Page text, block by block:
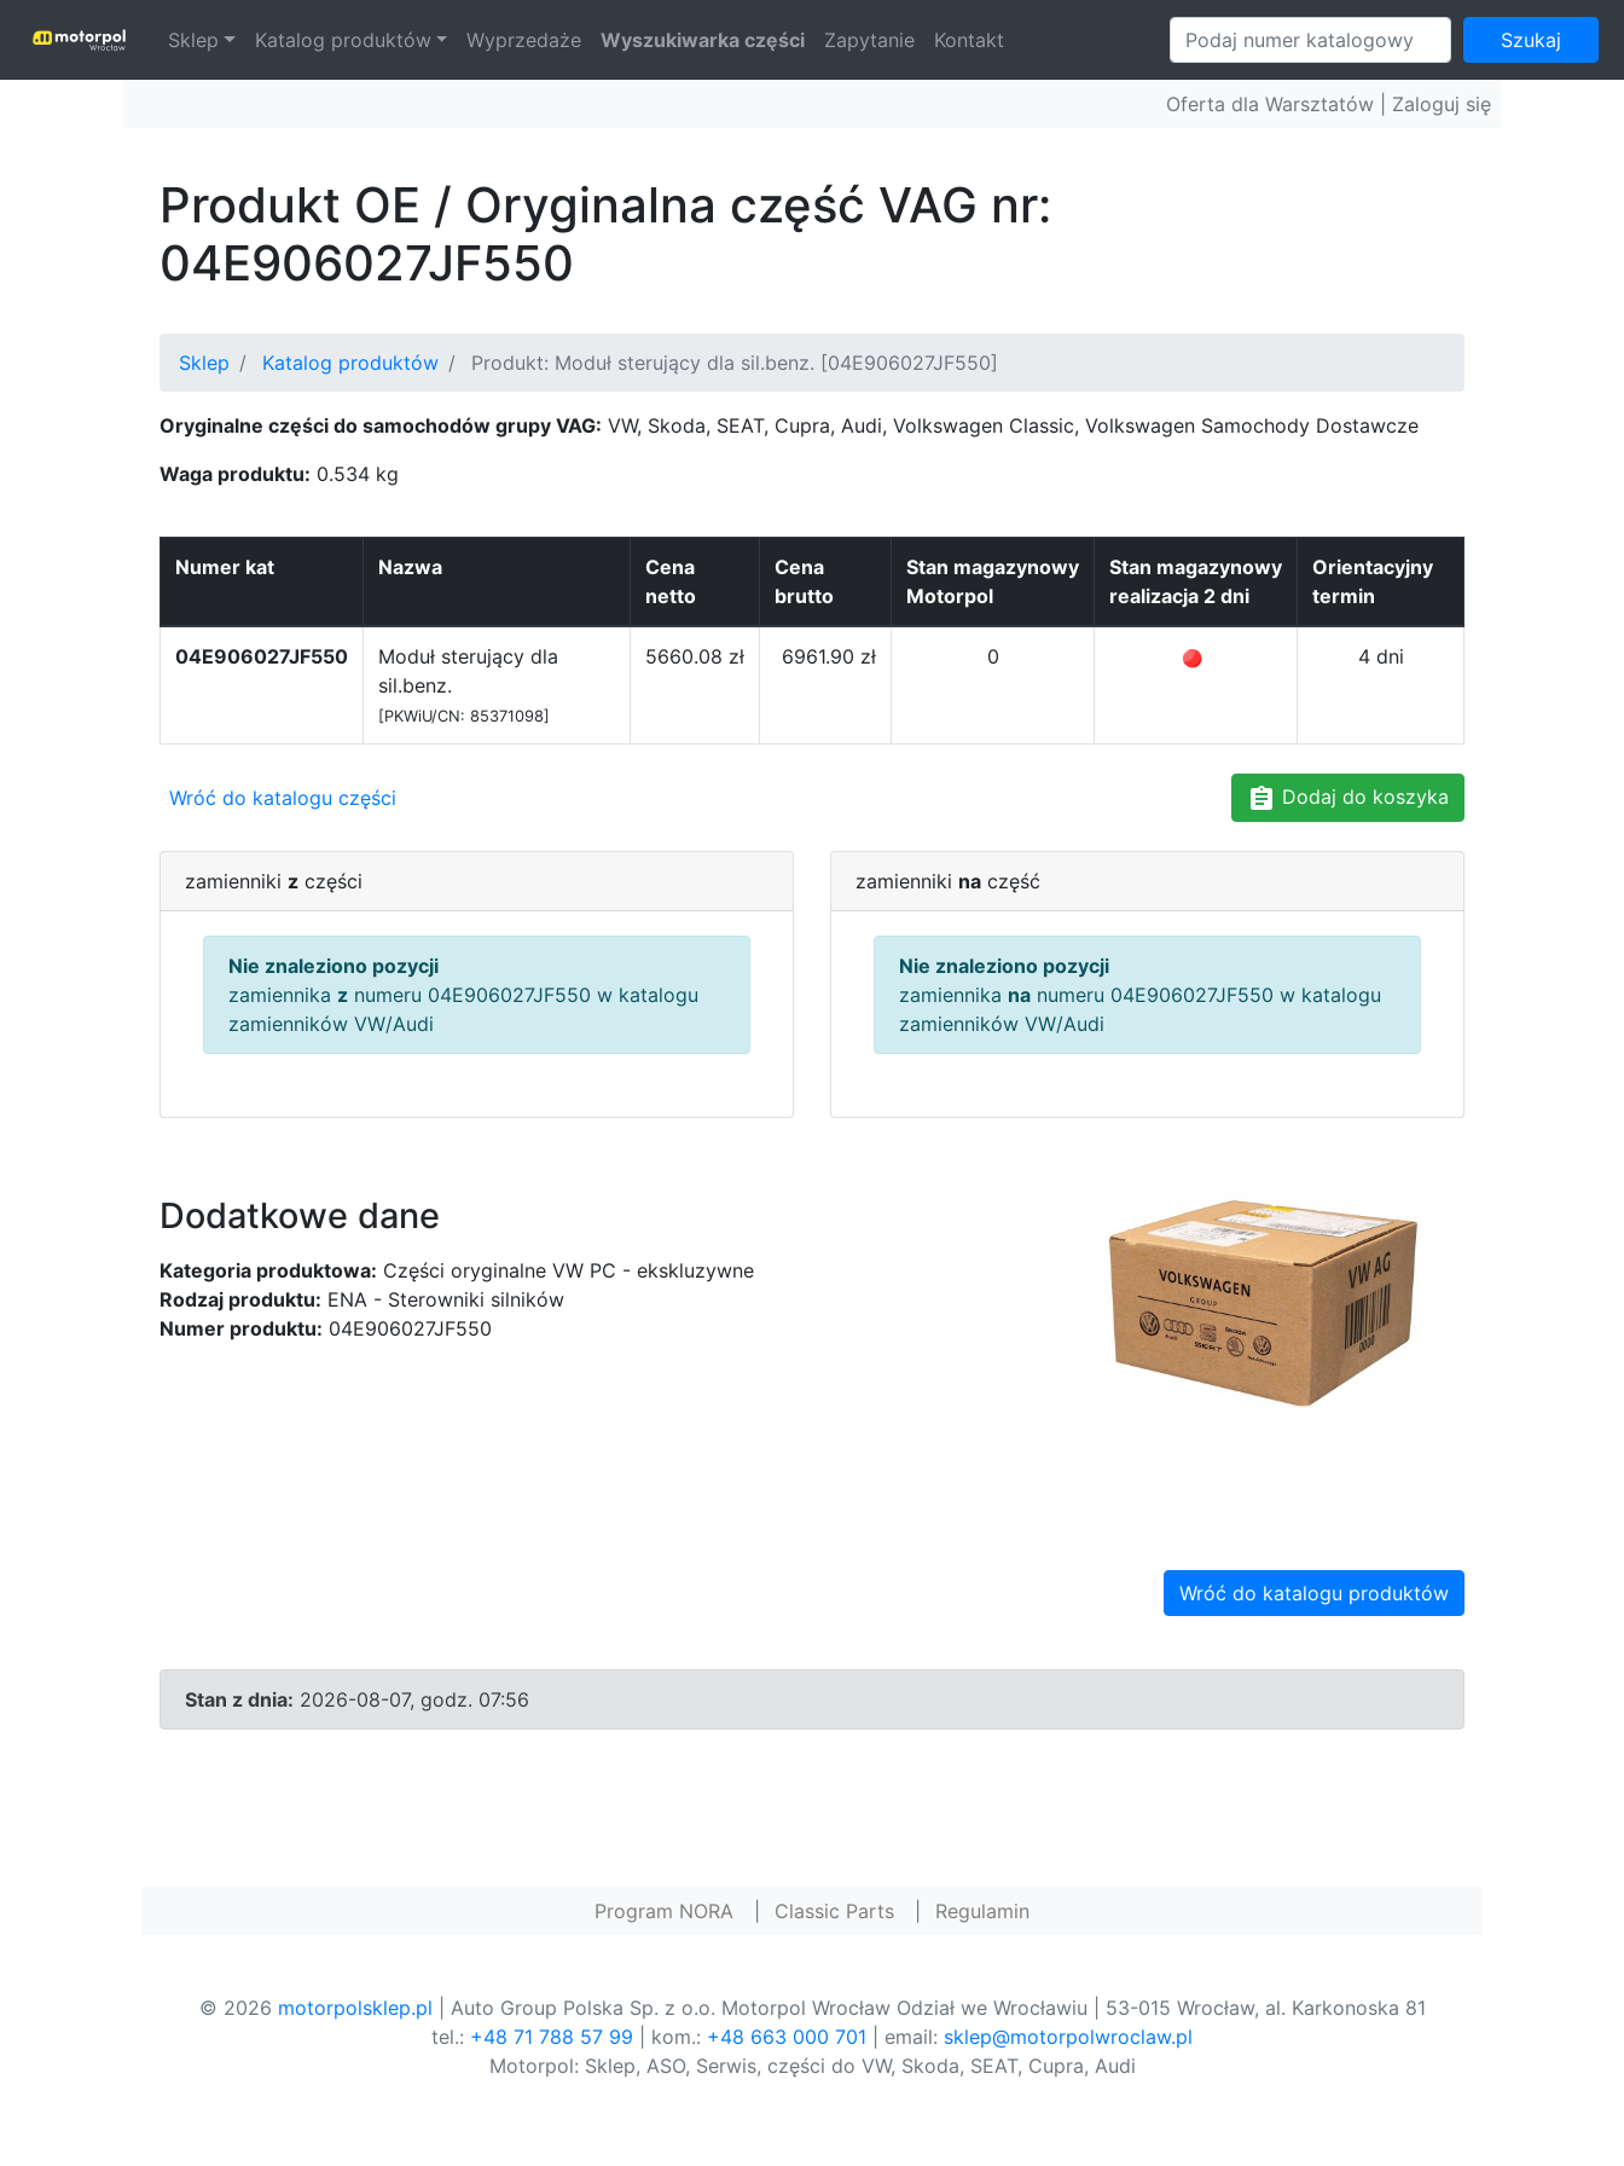
Sklep Katalog produktów Wyprzedaże Wyszukiwarka części Zapytanie Kontakt Szukaj
Oferta dla Warsztatów | Zaloguj się
Produkt OE / Oryginalna część VAG nr:
04E906027JF550
Sklep Katalog produktów Produkt: Moduł sterujący dla sil.benz. [04E906027JF550]
Oryginalne części do samochodów grupy VAG: VW, Skoda, SEAT, Cupra, Audi, Volkswagen Classic, Volkswagen Samochody Dostawcze
Waga produktu: 0.534 kg
Numer kat Nazwa
Cena
netto
Cena
brutto
Stan magazynowy
Motorpol
Stan magazynowy
realizacja 2 dni
Orientacyjny
termin
04E906027JF550
Moduł sterujący dla
sil.benz.
[PKWiU/CN: 85371098]
5660.08 zł 6961.90 zł 0 4 dni
Wróć do katalogu części Dodaj do koszyka
zamienniki z części
Nie znaleziono pozycji
zamiennika z numeru 04E906027JF550 w katalogu
zamienników VW/Audi
zamienniki na część
Nie znaleziono pozycji
zamiennika na numeru 04E906027JF550 w katalogu
zamienników VW/Audi
Dodatkowe dane
Kategoria produktowa: Części oryginalne VW PC - ekskluzywne
Rodzaj produktu: ENA - Sterowniki silników
Numer produktu: 04E906027JF550
Wróć do katalogu produktów
Stan z dnia: 2026-08-07, godz. 07:56
Program NORA Classic Parts Regulamin
© 2026 motorpolsklep.pl | Auto Group Polska Sp. z o.o. Motorpol Wrocław Odział we Wrocławiu | 53-015 Wrocław, al. Karkonoska 81
tel.: +48 71 788 57 99 | kom.: +48 663 000 701 | email: sklep@motorpolwroclaw.pl
Motorpol: Sklep, ASO, Serwis, części do VW, Skoda, SEAT, Cupra, Audi